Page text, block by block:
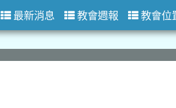
最新消息 教會週報 教會位